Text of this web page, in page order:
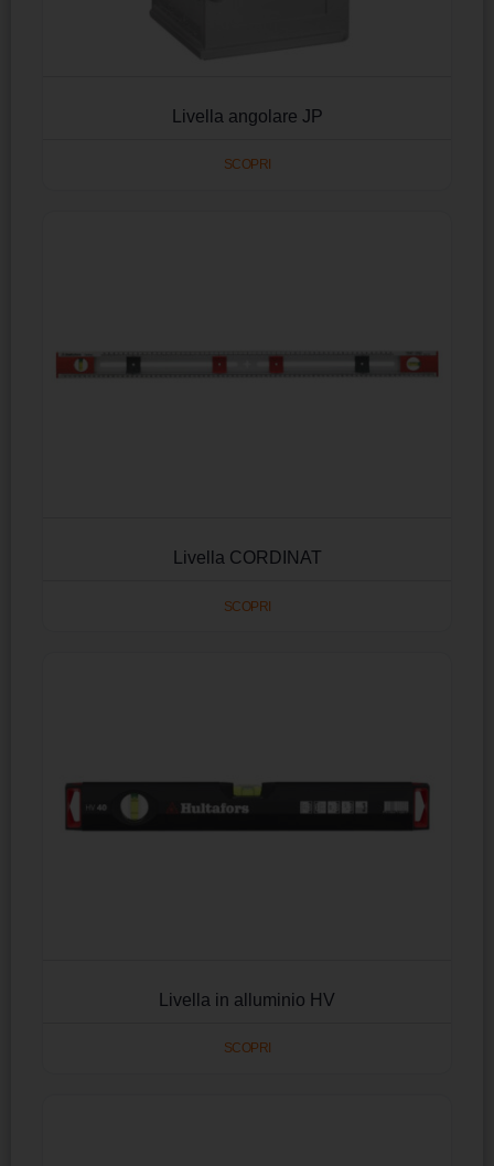
Livella angolare JP
SCOPRI
Livella CORDINAT
SCOPRI
Livella in alluminio HV
SCOPRI